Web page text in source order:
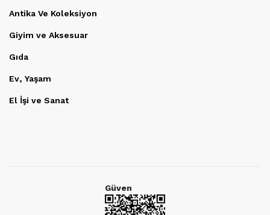
Antika Ve Koleksiyon
Giyim ve Aksesuar
Gıda
Ev, Yaşam
El İşi ve Sanat
Güven